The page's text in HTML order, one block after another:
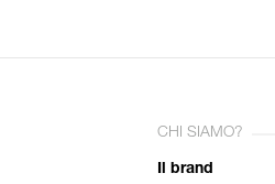
CHI SIAMO?
Il brand